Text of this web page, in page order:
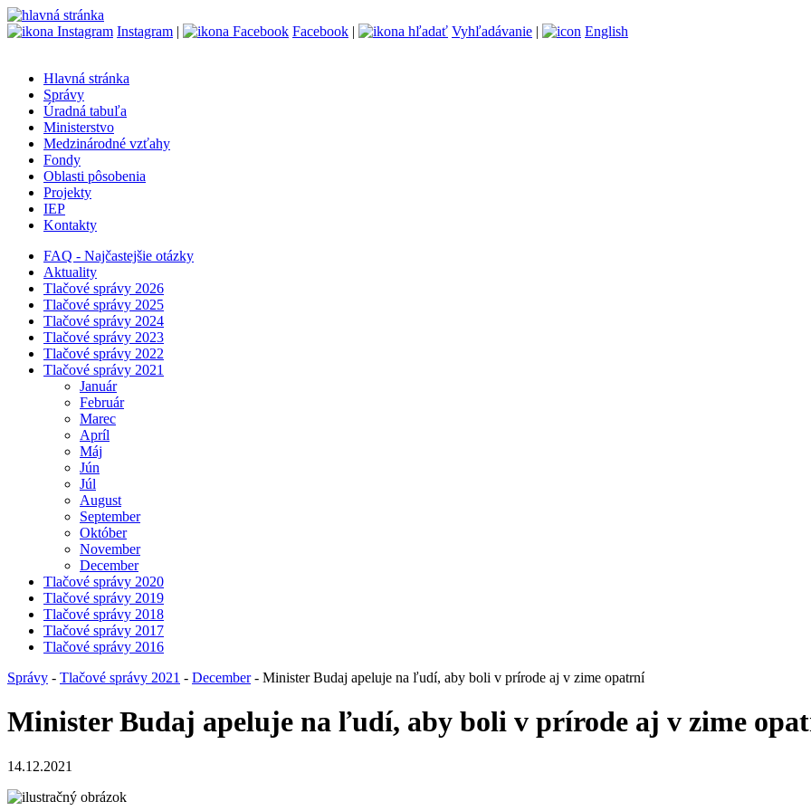
Instagram | Facebook | Vyhľadávanie | English
Hlavná stránka
Správy
Úradná tabuľa
Ministerstvo
Medzinárodné vzťahy
Fondy
Oblasti pôsobenia
Projekty
IEP
Kontakty
FAQ - Najčastejšie otázky
Aktuality
Tlačové správy 2026
Tlačové správy 2025
Tlačové správy 2024
Tlačové správy 2023
Tlačové správy 2022
Tlačové správy 2021
Január
Február
Marec
Apríl
Máj
Jún
Júl
August
September
Október
November
December
Tlačové správy 2020
Tlačové správy 2019
Tlačové správy 2018
Tlačové správy 2017
Tlačové správy 2016
Správy - Tlačové správy 2021 - December- Minister Budaj apeluje na ľudí, aby boli v prírode aj v zime opatrní
Minister Budaj apeluje na ľudí, aby boli v prírode aj v zime
14.12.2021